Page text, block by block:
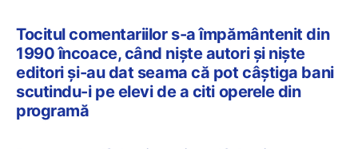
Tocitul comentariilor s-a împământenit din
1990 încoace, când niște autori și niște
editori și-au dat seama că pot câștiga bani
scutindu-i pe elevi de a citi operele din
programă